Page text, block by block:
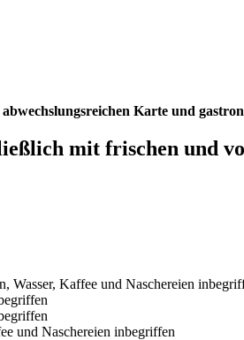
Karte und
mit frischen und
Wasser, Kaffee und Naschereien
und Naschereien inbegriffen